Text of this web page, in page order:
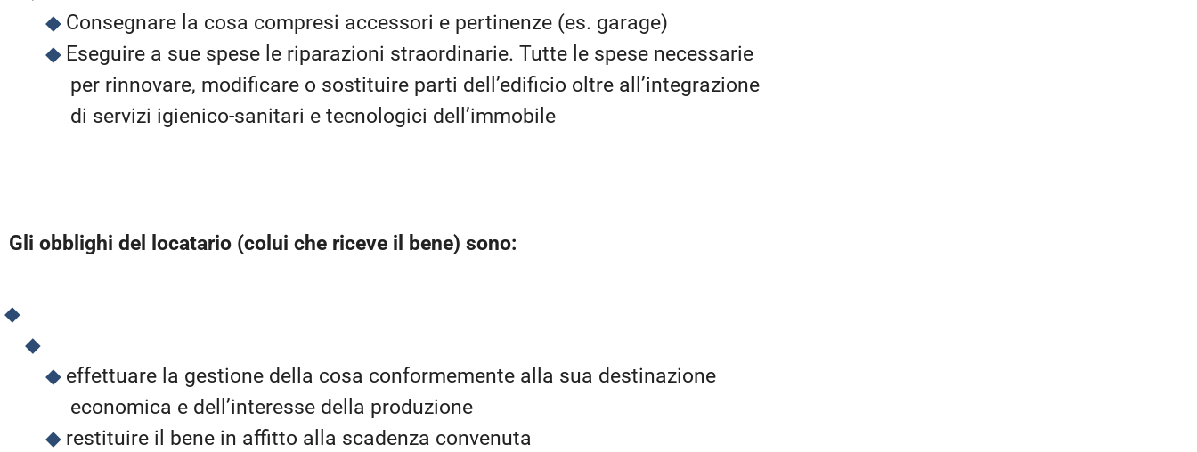
Consegnare la cosa compresi accessori e pertinenze (es. garage)
Eseguire a sue spese le riparazioni straordinarie. Tutte le spese necessarie
per rinnovare, modificare o sostituire parti dell’edificio oltre all’integrazione
di servizi igienico-sanitari e tecnologici dell’immobile
Gli obblighi del locatario (colui che riceve il bene) sono:
effettuare la gestione della cosa conformemente alla sua destinazione
economica e dell’interesse della produzione
restituire il bene in affitto alla scadenza convenuta